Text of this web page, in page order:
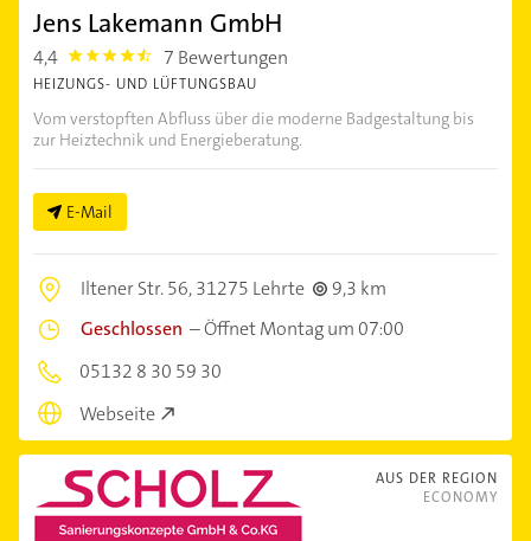
Jens Lakemann GmbH
4,4 4.4 7 Bewertungen
HEIZUNGS- UND LÜFTUNGSBAU
Vom verstopften Abfluss über die moderne Badgestaltung bis
zur Heiztechnik und Energieberatung.
E-Mail
Iltener Str. 56,31275 Lehrte
9,3 km
Geschlossen –Öffnet Montag um 07:00
05132 8 30 59 30
Webseite
AUS DER REGION
ECONOMY